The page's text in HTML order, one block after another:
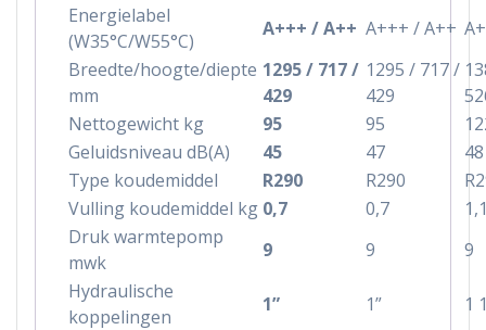
Energielabel
(W35°C/W55°C)
A+++ / A++ A+++ / A++
Breedte/hoogte/diepte
mm
1295 / 717 /
429
1295 / 717 /
429
Nettogewicht kg
95 95
Geluidsniveau dB(A)
45 47
48
Type koudemiddel
R290 R290
Vulling koudemiddel kg 0,7 0,7
Druk warmtepomp
mwk
9 9
9
Hydraulische
koppelingen
1” 1”
1